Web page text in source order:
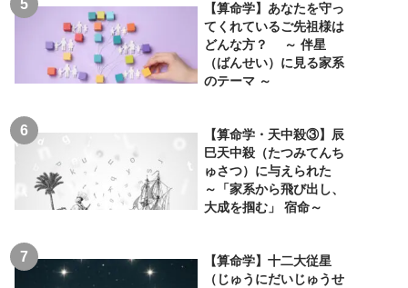
【算命学】あなたを守っ
てくれているご先祖様は
どんな方？ ～ 伴星
（ばんせい）に見る家系
のテーマ ～
【算命学・天中殺③】辰
巳天中殺（たつみてんち
ゅさつ）に与えられた
～「家系から飛び出し、
大成を掴む」 宿命～
【算命学】十二大従星
（じゅうにだいじゅうせ